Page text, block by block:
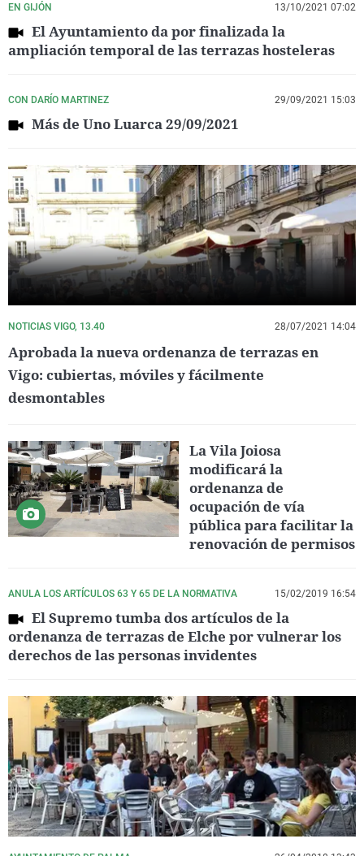
EN GIJÓN 13/10/2021 07:02
El Ayuntamiento da por finalizada la
ampliación temporal de las terrazas hosteleras
CON DARÍO MARTINEZ 29/09/2021 15:03
Más de Uno Luarca 29/09/2021
NOTICIAS VIGO, 13.40 28/07/2021 14:04
Aprobada la nueva ordenanza de terrazas en
Vigo: cubiertas, móviles y fácilmente
desmontables
La Vila Joiosa
modificará la
ordenanza de
ocupación de vía
pública para facilitar la
renovación de permisos
ANULA LOS ARTÍCULOS 63 Y 65 DE LA NORMATIVA 15/02/2019 16:54
El Supremo tumba dos artículos de la
ordenanza de terrazas de Elche por vulnerar los
derechos de las personas invidentes